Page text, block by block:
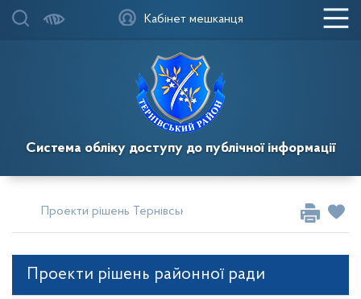
Система обліку доступу до публічної інформації
Кабінет мешканця
Проекти рішень Тернівської районної у місті ради
Проекти рішень районної ради